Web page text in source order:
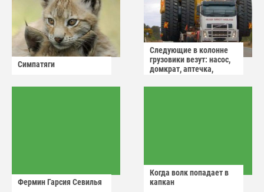
Симпатяги
Следующие в колонне
грузовики везут: насос,
домкрат, аптечка,
Фермин Гарсия Севилья
Когда волк попадает в
капкан